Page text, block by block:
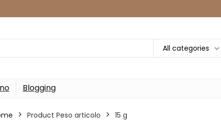
All categories
Blogging
Product Peso articolo ‎15 g